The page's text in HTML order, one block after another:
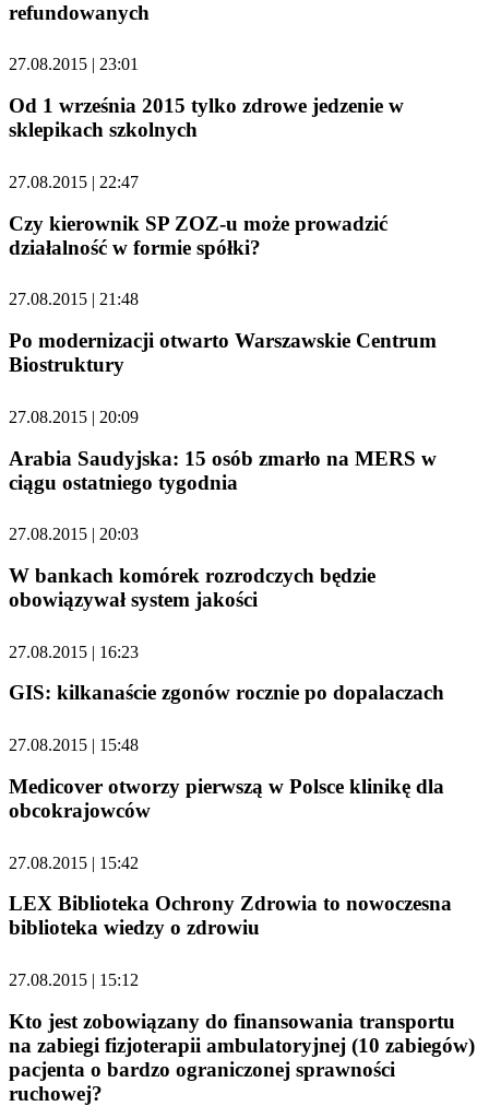
refundowanych
27.08.2015 | 23:01
Od 1 września 2015 tylko zdrowe jedzenie w
sklepikach szkolnych
27.08.2015 | 22:47
Czy kierownik SP ZOZ-u może prowadzić
działalność w formie spółki?
27.08.2015 | 21:48
Po modernizacji otwarto Warszawskie Centrum
Biostruktury
27.08.2015 | 20:09
Arabia Saudyjska: 15 osób zmarło na MERS w
ciągu ostatniego tygodnia
27.08.2015 | 20:03
W bankach komórek rozrodczych będzie
obowiązywał system jakości
27.08.2015 | 16:23
GIS: kilkanaście zgonów rocznie po dopalaczach
27.08.2015 | 15:48
Medicover otworzy pierwszą w Polsce klinikę dla
obcokrajowców
27.08.2015 | 15:42
LEX Biblioteka Ochrony Zdrowia to nowoczesna
biblioteka wiedzy o zdrowiu
27.08.2015 | 15:12
Kto jest zobowiązany do finansowania transportu
na zabiegi fizjoterapii ambulatoryjnej (10 zabiegów)
pacjenta o bardzo ograniczonej sprawności
ruchowej?